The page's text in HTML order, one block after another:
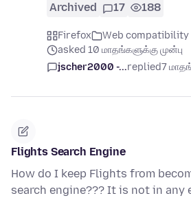
Archived 17 188
Firefox
Web compatibility
asked 10 மாதங்களுக்கு முன்பு
jscher2000 -...replied7
Flights Search Engine
How do I keep Flights from
search engine??? It is not in any